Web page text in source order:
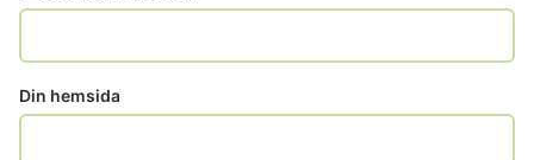
Din hemsida